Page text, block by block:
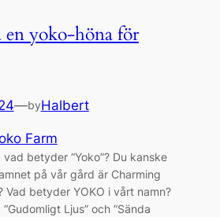
en yoko-höna för
—byHalbert
Farm
vad betyder “Yoko”? Du kanske
på vår gård är Charming
Vad betyder YOKO i vårt namn?
Ljus” och “Sända